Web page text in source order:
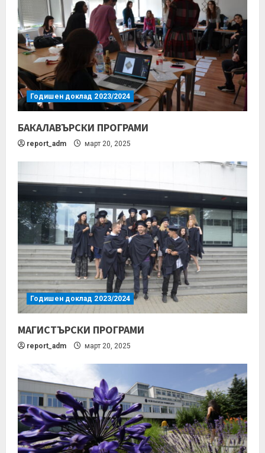
Годишен доклад 2023/2024
БАКАЛАВЪРСКИ ПРОГРАМИ
report_adm март 20, 2025
Годишен доклад 2023/2024
МАГИСТЪРСКИ ПРОГРАМИ
report_adm март 20, 2025